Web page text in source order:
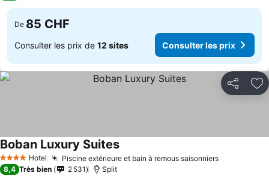
De 85 CHF
Consulter les prix de 12 sites Consulter les prix
Partager
4 Étoiles Hotel Piscine extérieure et bain à remous saisonniers
Boban Luxury Suites
8,4 Très bien 2 531 Split